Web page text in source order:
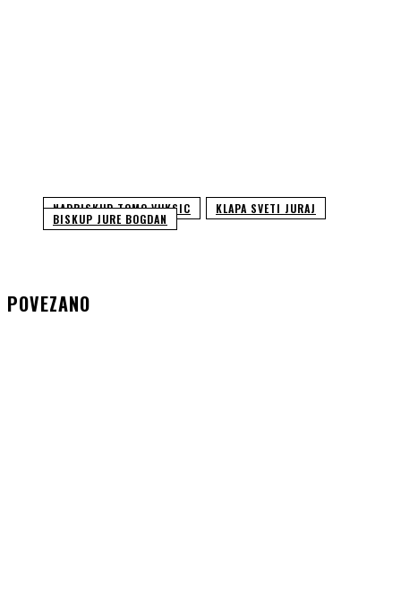
NADBISKUP TOMO VUKSIC KLAPA SVETI JURAJ
BISKUP JURE BOGDAN
POVEZANO